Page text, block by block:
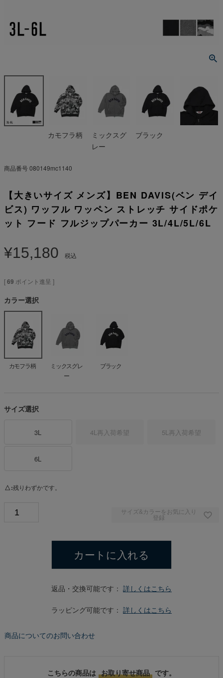
カモフラ柄
ミックスグ
レー
ブラック
商品番号080149mc1140
【大きいサイズ メンズ】BEN DAVIS(ベン デイ
ビス) ワッフル ワッペン ストレッチ サイドポケ
ット フード フルジップパーカー 3L/4L/5L/6L
¥15,180 税込
[69 ポイント進呈 ]
カラー選択
カモフラ柄
ミックスグレ
ー
ブラック
サイズ選択
3L 4L再入荷希望 5L再入荷希望
6L
△ 残りわずかです。
サイズ&カラーをお気に入り
登録
カートに入れる
返品・交換可能です： 詳しくはこちら
ラッピング可能です： 詳しくはこちら
商品についてのお問い合わせ
こちらの商品は お取り寄せ商品 です。